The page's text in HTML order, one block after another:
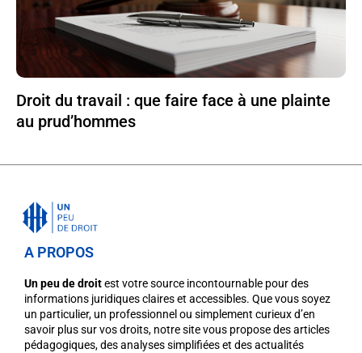
Droit du travail : que faire face à une plainte
au prud’hommes
A PROPOS
Un peu de droitest votre source incontournable pour des
informations juridiques claires et accessibles. Que vous soyez
un particulier, un professionnel ou simplement curieux d’en
savoir plus sur vos droits, notre site vous propose des articles
pédagogiques, des analyses simplifiées et des actualités